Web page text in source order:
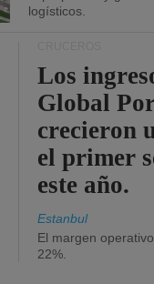
logísticos.
Los
Global
crecieron
el primer
este año.
Estanbul
El margen
22%.